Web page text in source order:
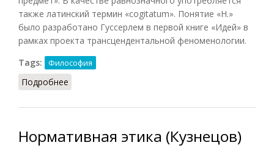
также латинский термин «cogitatum». Понятие «Н.»
было разработано Гуссерлем в первой книге «Идей» в
рамках проекта трансцендентальной феноменологии.
Tags:
Философия
Подробнее
Нормативная этика (Кузнецов)